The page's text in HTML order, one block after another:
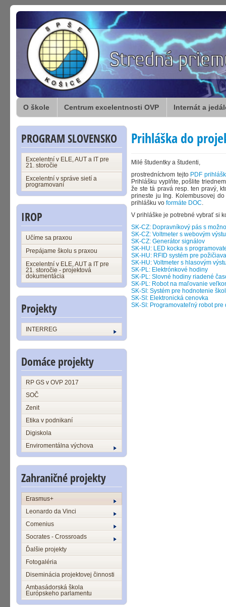
O škole Centrum excelentnosti OVP Internát a
PROGRAM SLOVENSKO
Excelentní v ELE, AUT a IT pre
21. storočie
Excelentní v správe sietí a
programovaní
IROP
Učíme sa praxou
Prepájame školu s praxou
Excelentní v ELE, AUT a IT pre
21. storočie - projektová
dokumentácia
Projekty
INTERREG
Domáce projekty
RP GS v OVP 2017
SOČ
Zenit
Etika v podnikaní
Digiskola
Enviromentálna výchova
Zahraničné projekty
Erasmus+
Leonardo da Vinci
Comenius
Socrates - Crossroads
Ďalšie projekty
Fotogaléria
Diseminácia projektovej činnosti
Ambasádorská škola
Európskeho parlamentu
Prihláška do
Milé študentky a študenti,
prostredníctvom tejto PDF
Prihlášku vyplňte, pošlite
že ste tá pravá resp. ten pravý,
prineste ju Ing. Kolembusovej
prihlášku vo formáte DOC.
V prihláške je potrebné vybrať si
SK-CZ: Dopravníkový pás s
SK-CZ: Voltmeter s webovým
SK-CZ: Generátor signálov
SK-HU: LED kocka s
SK-HU: RFID systém pre
SK-HU: Voltmeter s hlasovým
SK-PL: Elektrónkové hodiny
SK-PL: Slovné hodiny riadené
SK-PL: Robot na maľovanie
SK-SI: Systém pre hodnotenie
SK-SI: Elektronická cenovka
SK-SI: Programovateľný robot pre